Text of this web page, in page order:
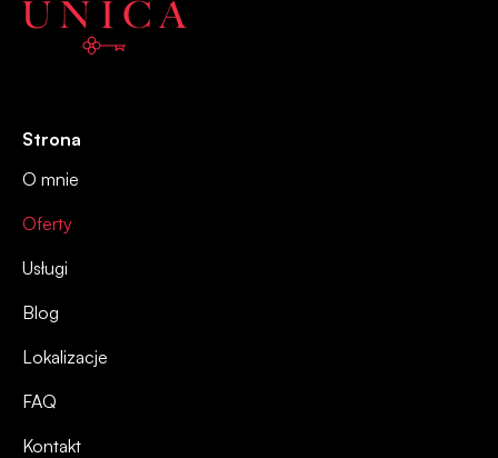
Strona
O mnie
Oferty
Usługi
Blog
Lokalizacje
FAQ
Kontakt